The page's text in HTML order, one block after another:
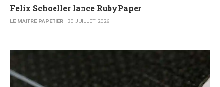
Felix Schoeller lance RubyPaper
LE MAITRE PAPETIER 30 JUILLET 2026